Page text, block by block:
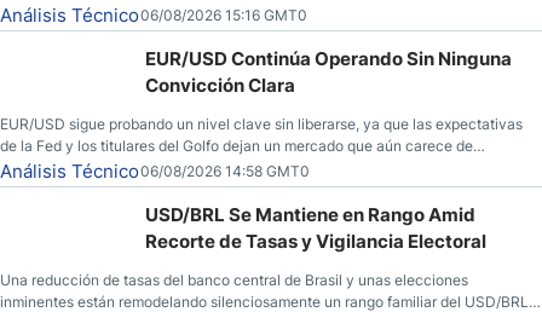
dominado al mercado en las últimas semanas.
Análisis Técnico06/08/2026 15:16 GMT0
EUR/USD Continúa Operando Sin Ninguna
Convicción Clara
EUR/USD sigue probando un nivel clave sin liberarse, ya que las expectativas
de la Fed y los titulares del Golfo dejan un mercado que aún carece de
convicción real.
Análisis Técnico06/08/2026 14:58 GMT0
USD/BRL Se Mantiene en Rango Amid
Recorte de Tasas y Vigilancia Electoral
Una reducción de tasas del banco central de Brasil y unas elecciones
inminentes están remodelando silenciosamente un rango familiar del USD/BRL.